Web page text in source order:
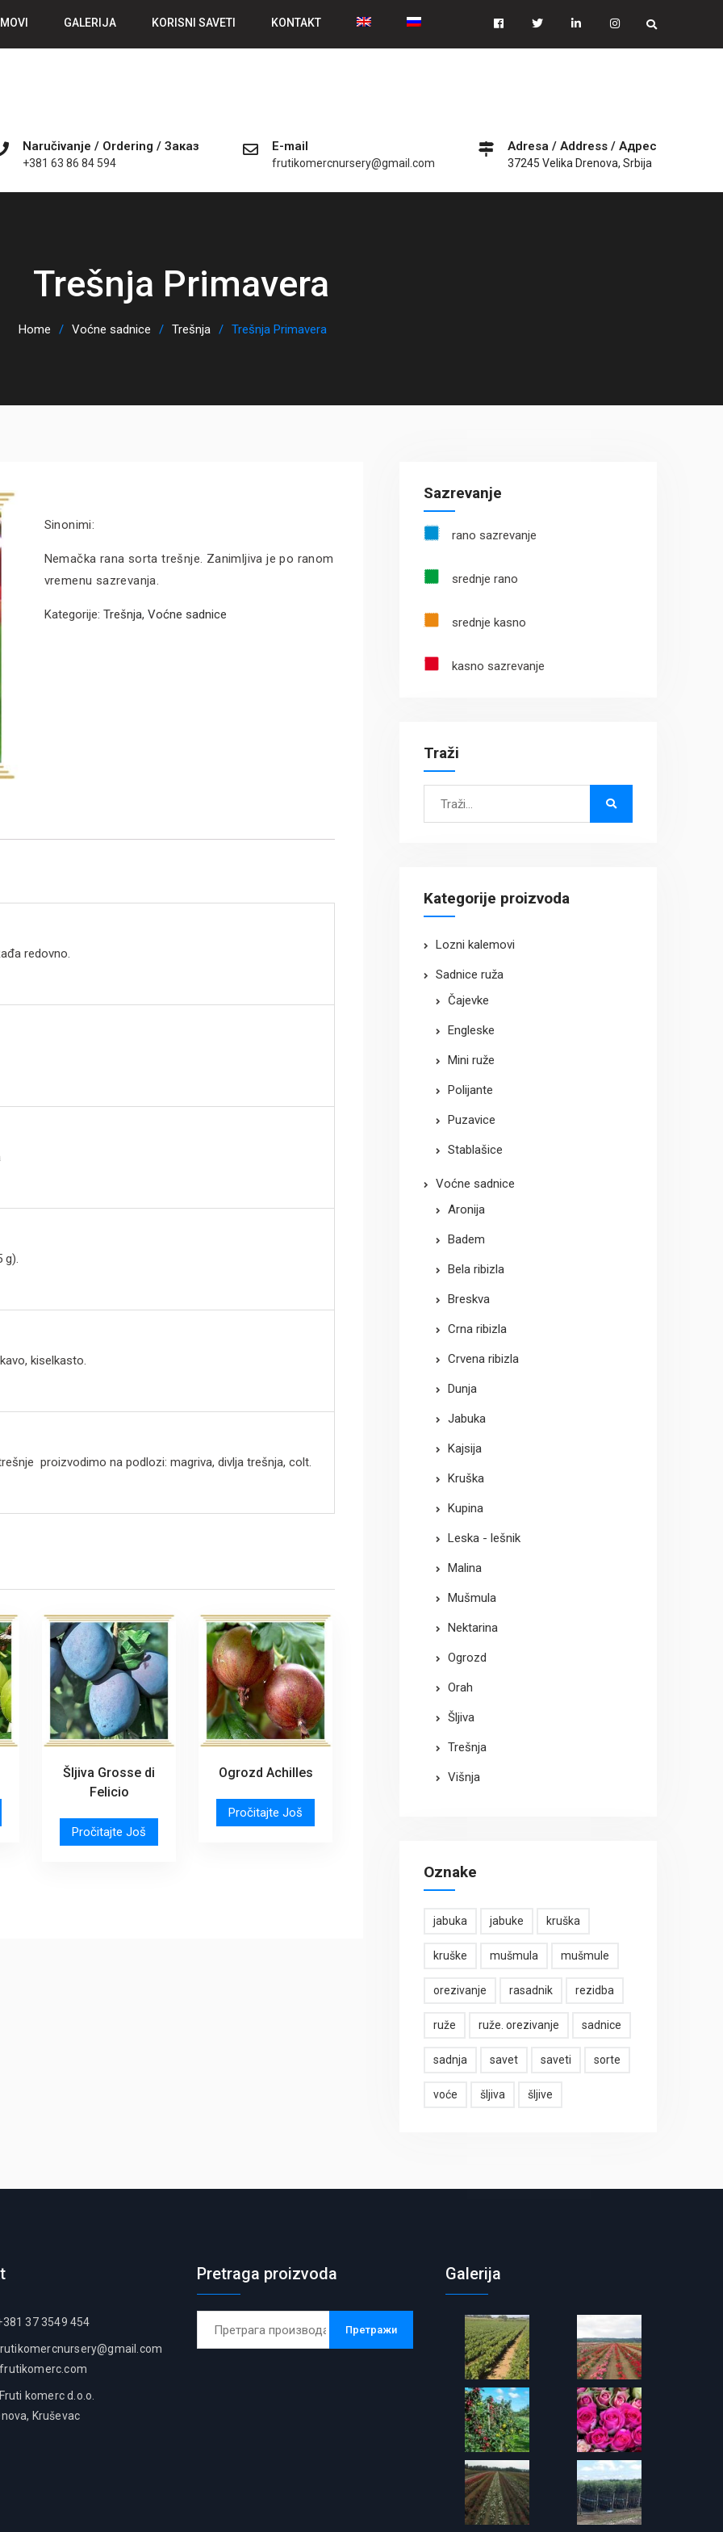
GALERIJA KORISNI SAVETI KONTAKT
Naručivanje / Ordering / Заказ
+381 63 86 84 594
E-mail
frutikomercnursery@gmail.com
Adresa / Address / Адрес
37245 Velika Drenova, Srbija
Trešnja Primavera
Home Voćne sadnice Trešnja Trešnja Primavera
Sinonimi:
Nemačka rana sorta trešnje. Zanimljiva je po ranom
vremenu sazrevanja.
Kategorije: Trešnja, Voćne sadnice
redovno.
g).
kiselkasto.
proizvodimo na podlozi: magriva, divlja trešnja, colt.
Šljiva Grosse di
Felicio
Pročitajte Još
Ogrozd Achilles
Pročitajte Još
Sazrevanje
rano sazrevanje
srednje rano
srednje kasno
kasno sazrevanje
Traži
Search
Kategorije proizvoda
Lozni kalemovi
Sadnice ruža
Čajevke
Engleske
Mini ruže
Polijante
Puzavice
Stablašice
Voćne sadnice
Aronija
Badem
Bela ribizla
Breskva
Crna ribizla
Crvena ribizla
Dunja
Jabuka
Kajsija
Kruška
Kupina
Leska - lešnik
Malina
Mušmula
Nektarina
Ogrozd
Orah
Šljiva
Trešnja
Višnja
Oznake
jabuka jabuke kruška
kruške mušmula mušmule
orezivanje rasadnik rezidba
ruže ruže. orezivanje sadnice
sadnja savet saveti sorte
voće šljiva šljive
37 3549 454
komerc d.o.o.
Kruševac
Pretraga proizvoda
Претражи
Galerija